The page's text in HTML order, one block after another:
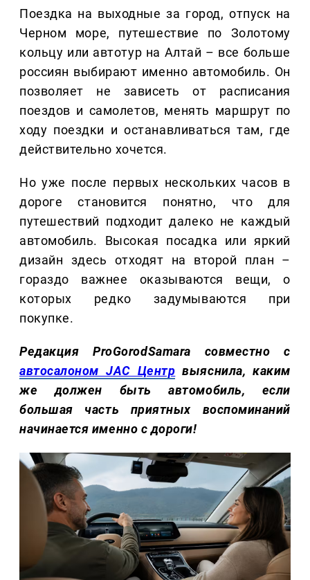
Поездка на выходные за город, отпуск на
Черном море, путешествие по Золотому
кольцу или автотур на Алтай – все больше
россиян выбирают именно автомобиль. Он
позволяет не зависеть от расписания
поездов и самолетов, менять маршрут по
ходу поездки и останавливаться там, где
действительно хочется.
Но уже после первых нескольких часов в
дороге становится понятно, что для
путешествий подходит далеко не каждый
автомобиль. Высокая посадка или яркий
дизайн здесь отходят на второй план –
гораздо важнее оказываются вещи, о
которых редко задумываются при
покупке.
Редакция ProGorodSamara совместно с
автосалоном JAC Центр выяснила, каким
же должен быть автомобиль, если
большая часть приятных воспоминаний
начинается именно с дороги!